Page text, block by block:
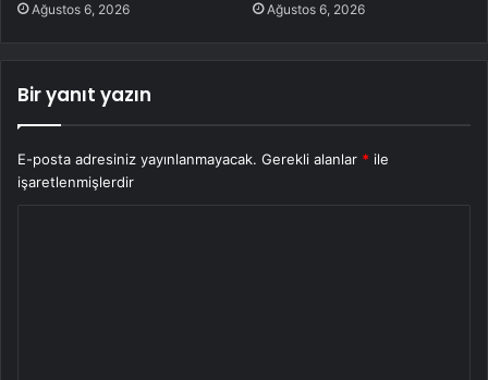
Ağustos 6, 2026 Ağustos 6, 2026
Bir yanıt yazın
E-posta adresiniz yayınlanmayacak. Gerekli alanlar * ile
işaretlenmişlerdir